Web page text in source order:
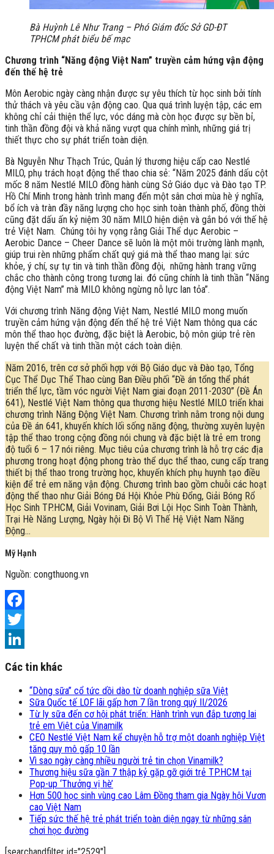
Bà Huỳnh Lê Như Trang – Phó Giám đốc Sở GD-ĐT
TPHCM phát biểu bế mạc
Chương trình “Năng động Việt Nam” truyền cảm hứng vận động
đến thế hệ trẻ
Môn Aerobic ngày càng nhận được sự yêu thích từ học sinh bởi tính
thử thách và yêu cầu vận động cao. Qua quá trình luyện tập, các em
không chỉ cải thiện thể lực, vóc dáng mà còn học được sự bền bỉ,
tinh thần đồng đội và khả năng vượt qua chính mình, những giá trị
thiết thực cho sự phát triển toàn diện.
Bà Nguyễn Như Thạch Trúc, Quản lý thương hiệu cấp cao Nestlé
MILO, phụ trách hoạt động thể thao chia sẻ: “Năm 2025 đánh dấu cột
mốc 8 năm Nestlé MILO đồng hành cùng Sở Giáo dục và Đào tạo TP.
Hồ Chí Minh trong hành trình mang đến một sân chơi mùa hè ý nghĩa,
bổ ích và tràn đầy năng lượng cho học sinh toàn thành phố, đồng thời
cũng đặt dấu ấn kỷ niệm 30 năm MILO hiện diện và gắn bó với thế hệ
trẻ Việt Nam. Chúng tôi hy vọng rằng Giải Thể dục Aerobic –
Aerobic Dance – Cheer Dance sẽ luôn là một môi trường lành mạnh,
giúp trui rèn những phẩm chất quý giá mà thể thao mang lại: sức
khỏe, ý chí, sự tự tin và tinh thần đồng đội, những hành trang vững
chắc cho thành công trong tương lai. đó cũng chính là tinh thần “Năng
động Việt Nam” mà MILO không ngừng nỗ lực lan tỏa”.
Với chương trình Năng động Việt Nam, Nestlé MILO mong muốn
truyền cảm hứng vận động đến thế hệ trẻ Việt Nam thông qua các
môn thể thao học đường, đặc biệt là Aerobic, bộ môn giúp trẻ rèn
luyện thể chất và tinh thần một cách toàn diện.
Năm 2016, trên cơ sở phối hợp với Bộ Giáo dục và Đào tạo, Tổng
Cục Thể Dục Thể Thao cùng Ban Điều phối “Đề án tổng thể phát
triển thể lực, tầm vóc người Việt Nam giai đoạn 2011-2030” (Đề Án
641), Nestlé Việt Nam thông qua thương hiệu Nestlé MILO triển khai
chương trình Năng Động Việt Nam. Chương trình nằm trong nội dung
của Đề án 641, khuyến khích lối sống năng động, thường xuyên luyện
tập thể thao trong cộng đồng nói chung và đặc biệt là trẻ em trong
độ tuổi 6 – 17 nói riêng. Mục tiêu của chương trình là hỗ trợ các địa
phương trong hoạt động phong trào thể dục thể thao, cung cấp trang
thiết bị thể thao trong trường học, khuyến khích phụ huynh tạo điều
kiện để trẻ em năng vận động. Chương trình bao gồm chuỗi các hoạt
động thể thao như Giải Bóng Đá Hội Khỏe Phù Đổng, Giải Bóng Rổ
Học Sinh TP.HCM, Giải Vovinam, Giải Bơi Lội Học Sinh Toàn Thành,
Trại Hè Năng Lượng, Ngày hội Đi Bộ Vì Thế Hệ Việt Nam Năng
Động…
Mỹ Hạnh
Nguồn: congthuong.vn
Facebook
Twitter
Các tin khác
“Dòng sữa” cổ tức dồi dào từ doanh nghiệp sữa Việt
Sữa Quốc tế LOF lãi gấp hơn 7 lần trong quý II/2026
Từ ly sữa đến cơ hội phát triển: Hành trình vun đắp tương lai
trẻ em Việt của Vinamilk
CEO Nestlé Việt Nam kể chuyện hỗ trợ một doanh nghiệp Việt
tăng quy mô gấp 10 lần
Vì sao ngày càng nhiều người trẻ tin chọn Vinamilk?
Thương hiệu sữa gần 7 thập kỷ gặp gỡ giới trẻ TP.HCM tại
Pop-up ‘Thưởng vị hè’
Hơn 500 học sinh vùng cao Lâm Đồng tham gia Ngày hội Vươn
cao Việt Nam
Tiếp sức thế hệ trẻ phát triển toàn diện ngay từ những sân
chơi học đường